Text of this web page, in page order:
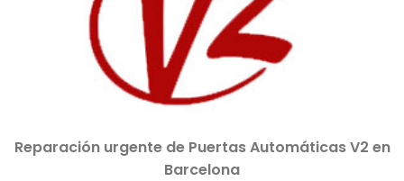
Reparación urgente de Puertas Automáticas V2 en
Barcelona